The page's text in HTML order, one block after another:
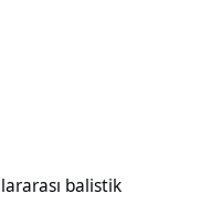
balistik